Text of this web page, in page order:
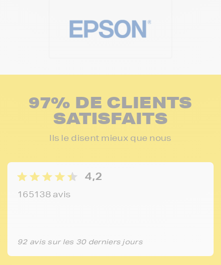
97% DE CLIENTS
SATISFAITS
Ils le disent mieux que nous
4,2
165138 avis
92 avis sur les 30 derniers jours